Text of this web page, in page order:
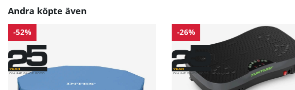
Andra köpte även
-52% -26%